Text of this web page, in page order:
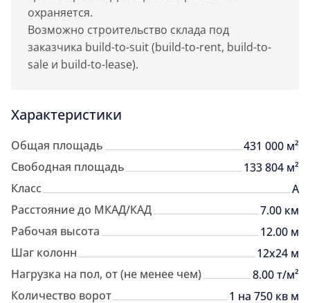
охраняется.
Возможно строительство склада под
заказчика build-to-suit (build-to-rent, build-to-
sale и build-to-lease).
Характеристики
Общая площадь
431 000 м²
Свободная площадь
133 804 м²
Класс
A
Расстояние до МКАД/КАД
7.00 км
Рабочая высота
12.00 м
Шаг колонн
12x24 м
Нагрузка на пол, от (не менее чем)
8.00 т/м²
Количество ворот
1 на 750 кв м